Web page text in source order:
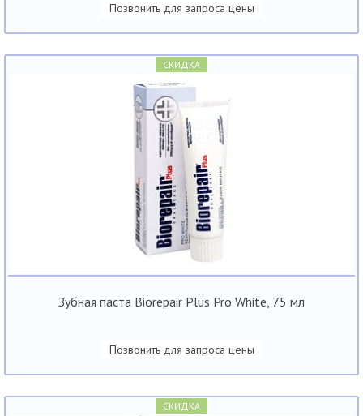
Позвонить для запроса цены
СКИДКА
Зубная паста Biorepair Plus Pro White, 75 мл
Позвонить для запроса цены
СКИДКА